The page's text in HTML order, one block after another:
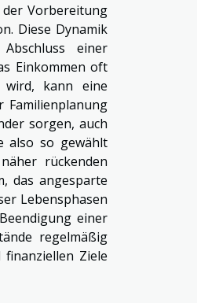
der Vorbereitung
Diese Dynamik
einer
Einkommen oft
kann eine
Familienplanung
sorgen, auch
also so gewählt
rückenden
das angesparte
Lebensphasen
einer
regelmäßig
Ziele